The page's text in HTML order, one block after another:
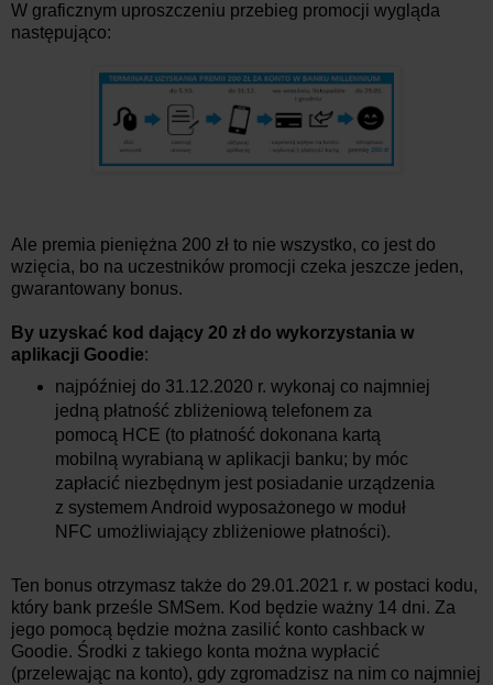
W graficznym uproszczeniu przebieg promocji wygląda
następująco:
Ale premia pieniężna 200 zł to nie wszystko, co jest do
wzięcia, bo na uczestników promocji czeka jeszcze jeden,
gwarantowany bonus.
By uzyskać kod dający 20 zł do wykorzystania w
aplikacji Goodie:
najpóźniej do 31.12.2020 r. wykonaj co najmniej
jedną płatność zbliżeniową telefonem za
pomocą HCE (to płatność dokonana kartą
mobilną wyrabianą w aplikacji banku; by móc
zapłacić niezbędnym jest posiadanie urządzenia
z systemem Android wyposażonego w moduł
NFC umożliwiający zbliżeniowe płatności).
Ten bonus otrzymasz także do 29.01.2021 r. w postaci kodu,
który bank prześle SMSem. Kod będzie ważny 14 dni. Za
jego pomocą będzie można zasilić konto cashback w
Goodie. Środki z takiego konta można wypłacić
(przelewając na konto), gdy zgromadzisz na nim co najmniej